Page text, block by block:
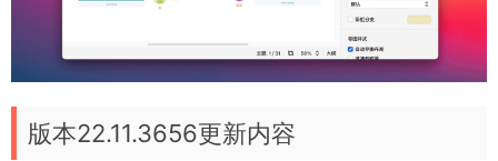
版本22.11.3656更新内容